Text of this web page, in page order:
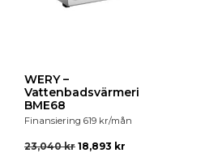
WERY –
Vattenbadsvärmeri
BME68
Finansiering 619 kr/mån
23,040kr 18,893 kr